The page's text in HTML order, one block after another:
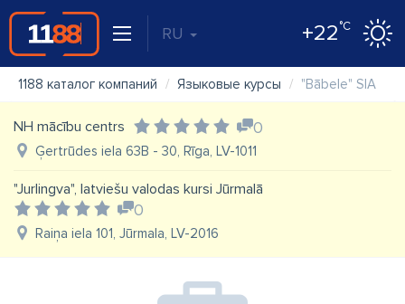
RU +22°C
1188 каталог компаний Языковые курсы "Bābele" SIA
NH mācību centrs 0
Ģertrūdes iela 63B - 30, Rīga, LV-1011
"Jurlingva", latviešu valodas kursi Jūrmalā
0
Raiņa iela 101, Jūrmala, LV-2016